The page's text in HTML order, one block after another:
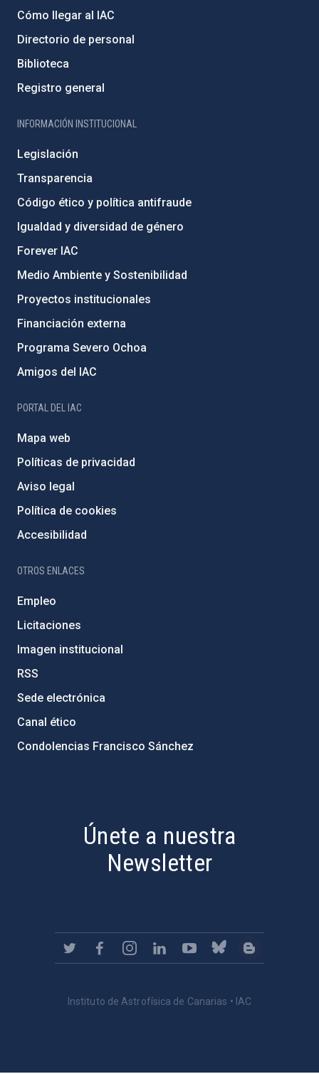
Cómo llegar al IAC
Directorio de personal
Biblioteca
Registro general
INFORMACIÓN INSTITUCIONAL
Legislación
Transparencia
Código ético y política antifraude
Igualdad y diversidad de género
Forever IAC
Medio Ambiente y Sostenibilidad
Proyectos institucionales
Financiación externa
Programa Severo Ochoa
Amigos del IAC
PORTAL DEL IAC
Mapa web
Políticas de privacidad
Aviso legal
Política de cookies
Accesibilidad
OTROS ENLACES
Empleo
Licitaciones
Imagen institucional
RSS
Sede electrónica
Canal ético
Condolencias Francisco Sánchez
Únete a nuestra
Newsletter
Instituto de Astrofísica de Canarias • IAC